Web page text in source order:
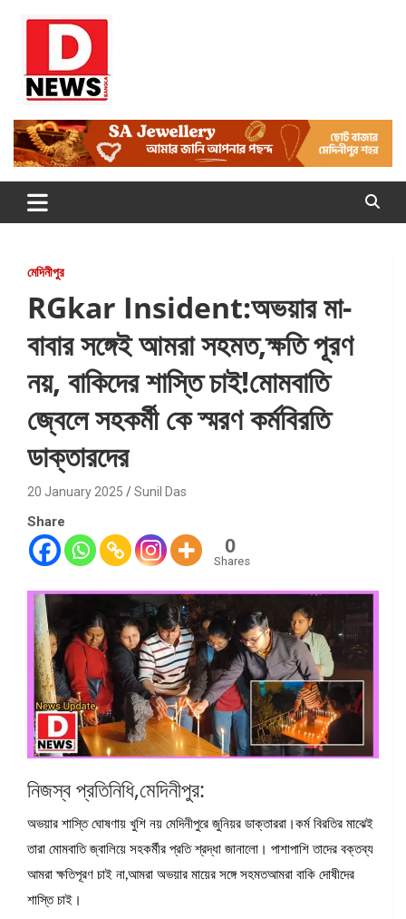
Dnews
#Medinipur24X7News
মেদিনীপুর
RGkar Insident:অভয়ার মা-
বাবার সঙ্গেই আমরা সহমত,ক্ষতি পূরণ
নয়, বাকিদের শাস্তি চাই!মোমবাতি
জ্বেলে সহকর্মী কে স্মরণ কর্মবিরতি
ডাক্তারদের
20 January 2025 Sunil Das
Share
0
Shares
নিজস্ব প্রতিনিধি,মেদিনীপুর:
অভয়ার শাস্তি ঘোষণায় খুশি নয় মেদিনীপুরে জুনিয়র ডাক্তাররা।কর্ম বিরতির মাঝেই
তারা মোমবাতি জ্বালিয়ে সহকর্মীর প্রতি শ্রদ্ধা জানালো। পাশাপাশি তাদের বক্তব্য
আমরা ক্ষতিপূরণ চাই না,আমরা অভয়ার মায়ের সঙ্গে সহমতআমরা বাকি দোষীদের
শাস্তি চাই।